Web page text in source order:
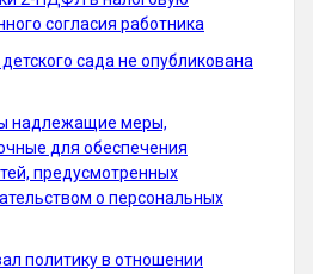
согласия работника
сада не опубликована
надлежащие меры,
для обеспечения
предусмотренных
о персональных
политику в отношении